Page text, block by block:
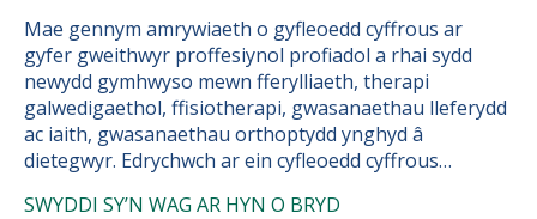
Mae gennym amrywiaeth o gyfleoedd cyffrous ar
gyfer gweithwyr proffesiynol profiadol a rhai sydd
newydd gymhwyso mewn fferylliaeth, therapi
galwedigaethol, ffisiotherapi, gwasanaethau lleferydd
ac iaith, gwasanaethau orthoptydd ynghyd â
dietegwyr. Edrychwch ar ein cyfleoedd cyffrous…
SWYDDI SY’N WAG AR HYN O BRYD